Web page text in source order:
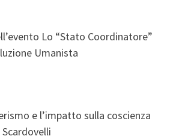
Lo “Stato Coordinatore”
Umanista
e l’impatto sulla coscienza